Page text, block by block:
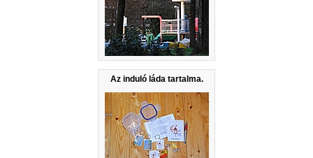
Az induló láda tartalma.